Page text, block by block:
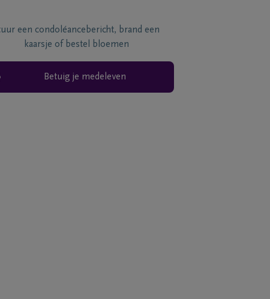
een condoléancebericht, brand een
kaarsje of bestel bloemen
Betuig je medeleven